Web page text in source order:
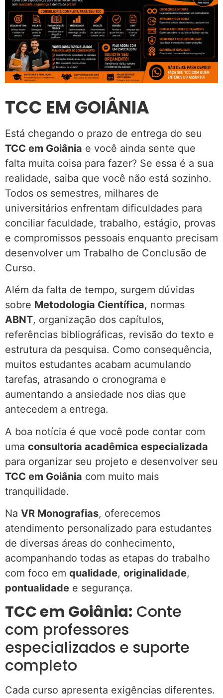
TCC EM GOIÂNIA
Está chegando o prazo de entrega do seu
TCC em Goiânia e você ainda sente que
falta muita coisa para fazer? Se essa é a sua
realidade, saiba que você não está sozinho.
Todos os semestres, milhares de
universitários enfrentam dificuldades para
conciliar faculdade, trabalho, estágio, provas
e compromissos pessoais enquanto precisam
desenvolver um Trabalho de Conclusão de
Curso.
Além da falta de tempo, surgem dúvidas
sobre Metodologia Científica, normas
ABNT, organização dos capítulos,
referências bibliográficas, revisão do texto e
estrutura da pesquisa. Como consequência,
muitos estudantes acabam acumulando
tarefas, atrasando o cronograma e
aumentando a ansiedade nos dias que
antecedem a entrega.
A boa notícia é que você pode contar com
uma consultoria acadêmica especializada
para organizar seu projeto e desenvolver seu
TCC em Goiânia com muito mais
tranquilidade.
Na VR Monografias, oferecemos
atendimento personalizado para estudantes
de diversas áreas do conhecimento,
acompanhando todas as etapas do trabalho
com foco em qualidade, originalidade,
pontualidade e segurança.
TCC em Goiânia: Conte
com professores
especializados e suporte
completo
Cada curso apresenta exigências diferentes.